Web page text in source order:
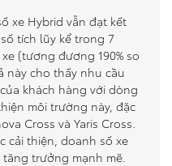
xe Hybrid vẫn đạt kết
tích lũy kể trong 7
xe (tương đương 190% so
này cho thấy nhu cầu
khách hàng với dòng
môi trường này, đặc
Cross và Yaris Cross.
cải thiện, doanh số xe
trưởng mạnh mẽ.